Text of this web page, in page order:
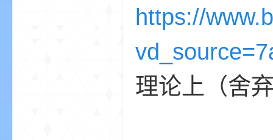
https://
理论上（舍